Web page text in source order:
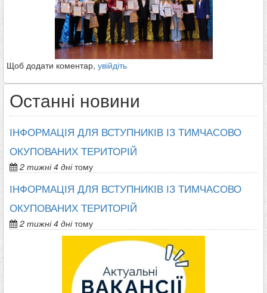
Щоб додати коментар, увійдіть
Останні новини
ІНФОРМАЦІЯ ДЛЯ ВСТУПНИКІВ ІЗ ТИМЧАСОВО
ОКУПОВАНИХ ТЕРИТОРІЙ
2 тижні 4 днітому
ІНФОРМАЦІЯ ДЛЯ ВСТУПНИКІВ ІЗ ТИМЧАСОВО
ОКУПОВАНИХ ТЕРИТОРІЙ
2 тижні 4 днітому